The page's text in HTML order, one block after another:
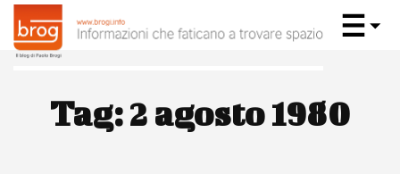
Tag:2 agosto 1980